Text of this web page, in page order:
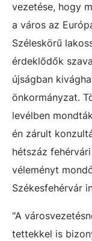
vezetése, hogy
a város az
Széleskörű
érdeklődők
újságban
önkormányzat.
levélben
én zárult
hétszáz
véleményt
Székesfehérvár
"A
tettekkel is